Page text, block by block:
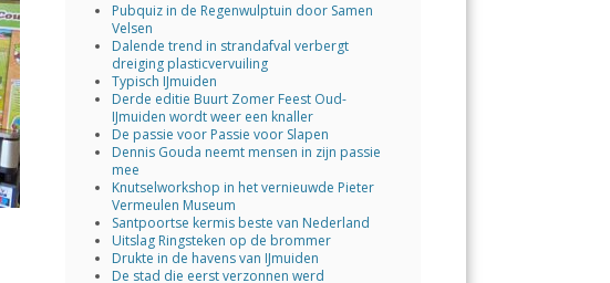
Pubquiz in de Regenwulptuin door Samen
Velsen
Dalende trend in strandafval verbergt
dreiging plasticvervuiling
Typisch IJmuiden
Derde editie Buurt Zomer Feest Oud-
IJmuiden wordt weer een knaller
De passie voor Passie voor Slapen
Dennis Gouda neemt mensen in zijn passie
mee
Knutselworkshop in het vernieuwde Pieter
Vermeulen Museum
Santpoortse kermis beste van Nederland
Uitslag Ringsteken op de brommer
Drukte in de havens van IJmuiden
De stad die eerst verzonnen werd